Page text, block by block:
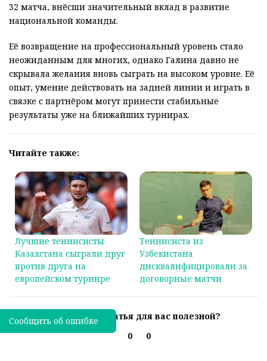
32 матча, внёсши значительный вклад в развитие
национальной команды.
Её возвращение на профессиональный уровень стало
неожиданным для многих, однако Галина давно не
скрывала желания вновь сыграть на высоком уровне. Её
опыт, умение действовать на задней линии и играть в
связке с партнёром могут принести стабильные
результаты уже на ближайших турнирах.
Читайте также:
Лучшие теннисисты
Казахстана сыграли друг
против друга на
европейском турнире
Теннисиста из
Узбекистана
дисквалифицировали за
договорные матчи
Была ли эта статья для вас полезной?
0
0
Сообщить об ошибке